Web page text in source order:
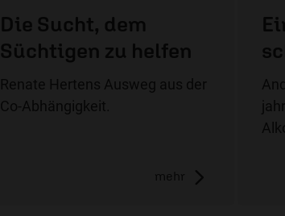
Die Sucht, dem
Süchtigen zu helfen
Renate Hertens Ausweg aus der
Co-Abhängigkeit.
mehr